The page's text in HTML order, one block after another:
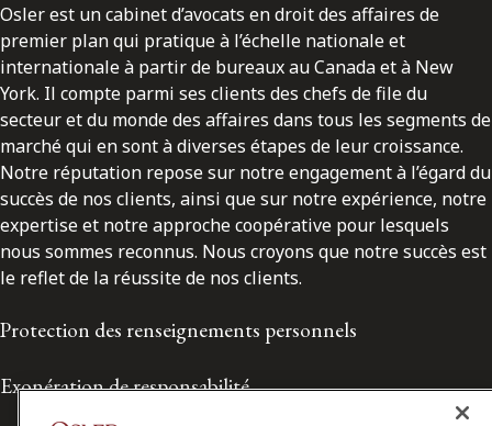
Osler est un cabinet d’avocats en droit des affaires de
premier plan qui pratique à l’échelle nationale et
internationale à partir de bureaux au Canada et à New
York. Il compte parmi ses clients des chefs de file du
secteur et du monde des affaires dans tous les segments de
marché qui en sont à diverses étapes de leur croissance.
Notre réputation repose sur notre engagement à l’égard du
succès de nos clients, ainsi que sur notre expérience, notre
expertise et notre approche coopérative pour lesquels
nous sommes reconnus. Nous croyons que notre succès est
le reflet de la réussite de nos clients.
Protection des renseignements personnels
Exonération de responsabilité